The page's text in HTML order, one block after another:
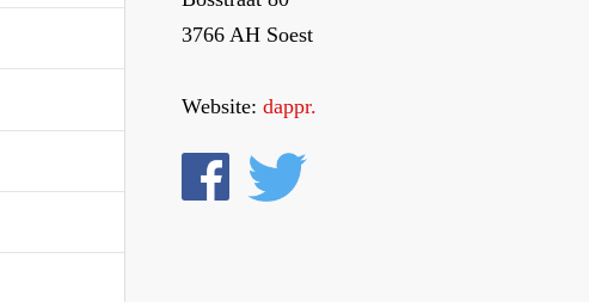
3766 AH Soest
Website:dappr.